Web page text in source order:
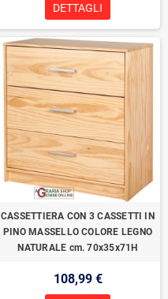
DETTAGLI
CASSETTIERA CON 3 CASSETTI IN
PINO MASSELLO COLORE LEGNO
NATURALE cm. 70x35x71H
108,99 €